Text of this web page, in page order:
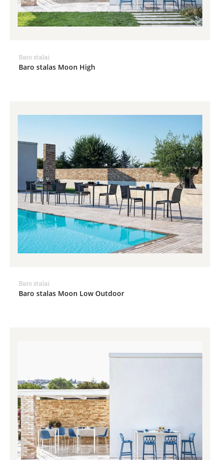
Baro stalai
Baro stalas Moon High
Baro stalai
Baro stalas Moon Low Outdoor